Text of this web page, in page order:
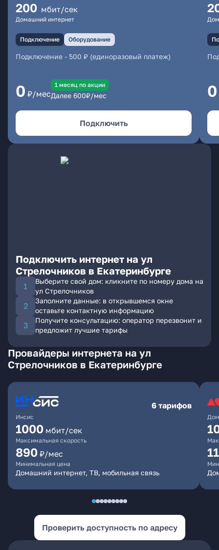
200 мбит/сек
Домашний интернет
Подключение Оборудование
Подключение - 500 ₽ (единоразовый платеж)
0 ₽/мес
1 месяц по акции
Далее 600₽/мес
Подключить
0
Подключить интернет на ул
Стрелочников в Екатеринбурге
Выберите свой дом: кликните по номеру дома на
ул Стрелочников
Заполните данные: в открывшемся окне
оставьте контактную информацию
Получите консультацию: оператор перезвонит и
предложит лучшие тарифы
Провайдеры интернета на ул
Стрелочников в Екатеринбурге
Инсис
6 тарифов
1000 мбит/сек
Максимальная скорость
890 ₽/мес
Минимальная цена
Домашний интернет, ТВ, мобильная связь
Проверить доступность по адресу